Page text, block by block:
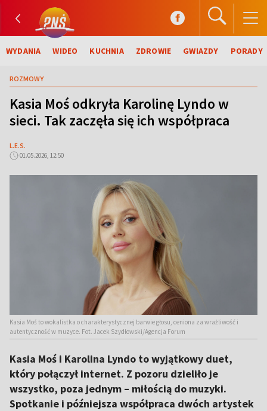
WYDANIA WIDEO KUCHNIA ZDROWIE GWIAZDY PORADY
ROZMOWY
Kasia Moś odkryła Karolinę Lyndo w
sieci. Tak zaczęła się ich współpraca
L.E.S.
01.05.2026, 12:50
Kasia Moś to wokalistka o charakterystycznej barwie głosu, ceniona za wrażliwość i
autentyczność w muzyce. Fot. Jacek Szydłowski/Agencja Forum
Kasia Moś i Karolina Lyndo to wyjątkowy duet,
który połączył internet. Z pozoru dzieliło je
wszystko, poza jednym – miłością do muzyki.
Spotkanie i późniejsza współpraca dwóch artystek